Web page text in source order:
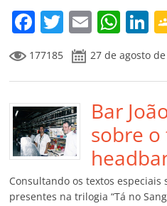
F
a
c
e
b
o
o
k
T
w
itt
er
E
m
ai
l
W
at
s
A
p
p
Li
n
k
e
n
177185 27 de agosto de
Bar
sobre
Consultando os textos especiais
presentes na trilogia “Tá no